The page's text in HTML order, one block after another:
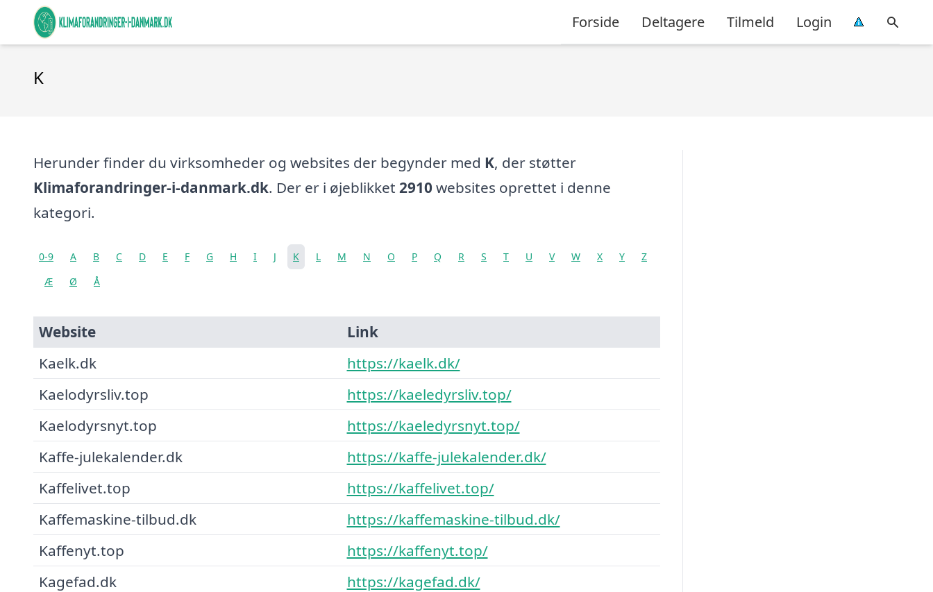
Forside Deltagere Tilmeld Login
K
Herunder finder du virksomheder og websites der begynder med K, der støtter
Klimaforandringer-i-danmark.dk. Der er i øjeblikket 2910 websites oprettet i denne
kategori.
0-9 A B C D E F G H I J K L M N O P Q R S T U V W X Y
Z
Æ
Ø Å
Website
Link
Kaelk.dk
https://kaelk.dk/
Kaelodyrsliv.top
https://kaeledyrsliv.top/
Kaelodyrsnyt.top
https://kaeledyrsnyt.top/
Kaffe-julekalender.dk
https://kaffe-julekalender.dk/
Kaffelivet.top
https://kaffelivet.top/
Kaffemaskine-tilbud.dk
https://kaffemaskine-tilbud.dk/
Kaffenyt.top
https://kaffenyt.top/
Kagefad.dk
https://kagefad.dk/